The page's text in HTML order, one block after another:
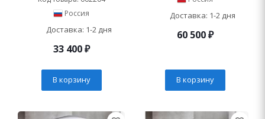
Россия
Доставка: 1-2 дня
33 400₽
В корзину
Доставка: 1-2 дня
60 500₽
В корзину